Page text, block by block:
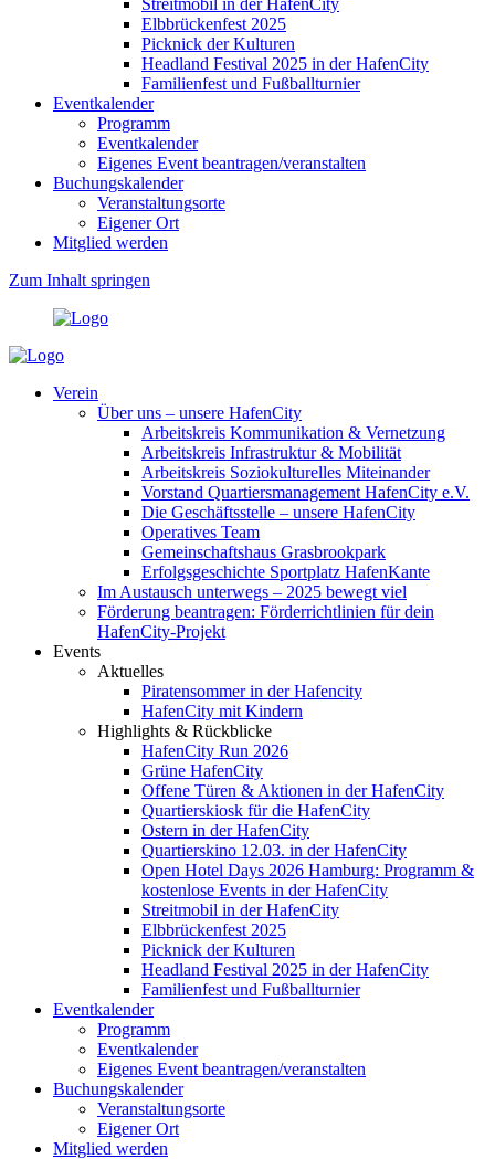
Streitmobil in der HafenCity
Elbbrückenfest 2025
Picknick der Kulturen
Headland Festival 2025 in der HafenCity
Familienfest und Fußballturnier
Eventkalender
Programm
Eventkalender
Eigenes Event beantragen/veranstalten
Buchungskalender
Veranstaltungsorte
Eigener Ort
Mitglied werden
Zum Inhalt springen
Verein
Über uns – unsere HafenCity
Arbeitskreis Kommunikation & Vernetzung
Arbeitskreis Infrastruktur & Mobilität
Arbeitskreis Soziokulturelles Miteinander
Vorstand Quartiersmanagement HafenCity e.V.
Die Geschäftsstelle – unsere HafenCity
Operatives Team
Gemeinschaftshaus Grasbrookpark
Erfolgsgeschichte Sportplatz HafenKante
Im Austausch unterwegs – 2025 bewegt viel
Förderung beantragen: Förderrichtlinien für dein
HafenCity-Projekt
Events
Aktuelles
Piratensommer in der Hafencity
HafenCity mit Kindern
Highlights & Rückblicke
HafenCity Run 2026
Grüne HafenCity
Offene Türen & Aktionen in der HafenCity
Quartierskiosk für die HafenCity
Ostern in der HafenCity
Quartierskino 12.03. in der HafenCity
Open Hotel Days 2026 Hamburg: Programm &
kostenlose Events in der HafenCity
Streitmobil in der HafenCity
Elbbrückenfest 2025
Picknick der Kulturen
Headland Festival 2025 in der HafenCity
Familienfest und Fußballturnier
Eventkalender
Programm
Eventkalender
Eigenes Event beantragen/veranstalten
Buchungskalender
Veranstaltungsorte
Eigener Ort
Mitglied werden